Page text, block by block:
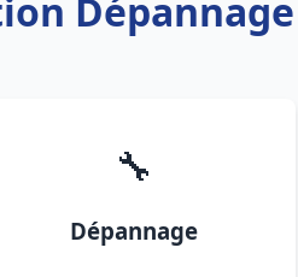
🔧
Dépannage